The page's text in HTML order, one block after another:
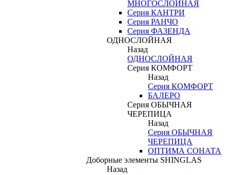
МНОГОСЛОЙНАЯ
Серия КАНТРИ
Серия РАНЧО
Серия ФАЗЕНДА
ОДНОСЛОЙНАЯ
Назад
ОДНОСЛОЙНАЯ
Серия КОМФОРТ
Назад
Серия КОМФОРТ
БАЛЕРО
Серия ОБЫЧНАЯ
ЧЕРЕПИЦА
Назад
Серия ОБЫЧНАЯ
ЧЕРЕПИЦА
ОПТИМА СОНАТА
Доборные элементы SHINGLAS
Назад